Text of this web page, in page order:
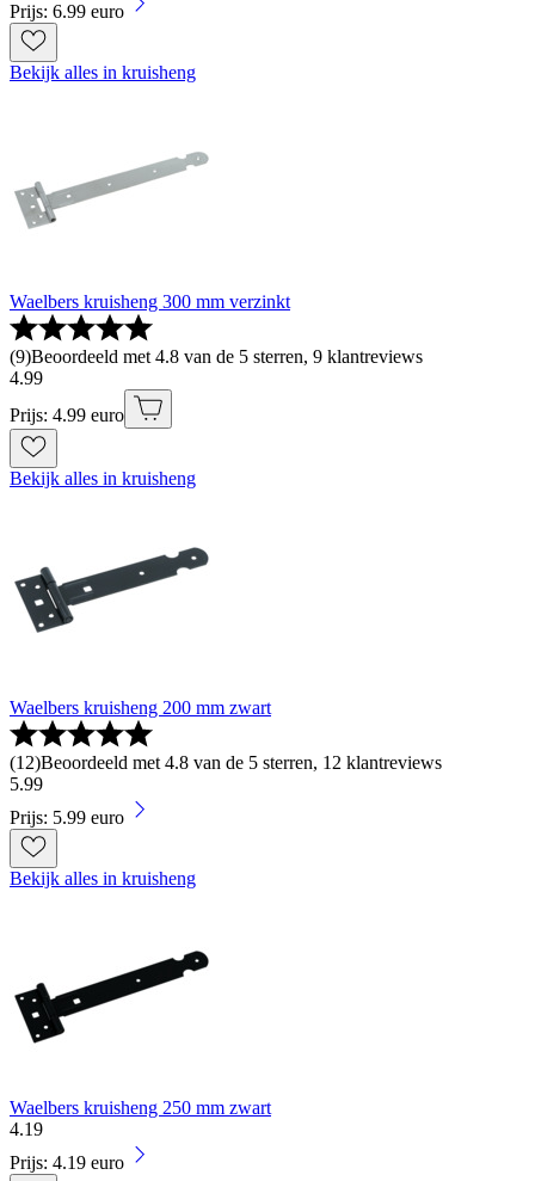
Prijs: 6.99 euro
Bekijk alles in kruisheng
Waelbers kruisheng 300 mm verzinkt
(9)Beoordeeld met 4.8 van de 5 sterren, 9 klantreviews
4.99
Prijs: 4.99 euro
Bekijk alles in kruisheng
Waelbers kruisheng 200 mm zwart
(12)Beoordeeld met 4.8 van de 5 sterren, 12 klantreviews
5.99
Prijs: 5.99 euro
Bekijk alles in kruisheng
Waelbers kruisheng 250 mm zwart
4.19
Prijs: 4.19 euro